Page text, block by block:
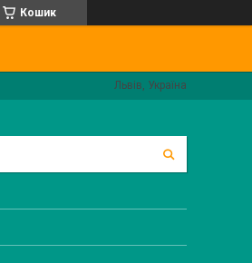
Кошик
Львів, Україна